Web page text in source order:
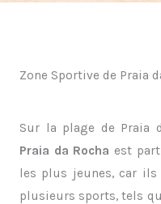
Zone Sportive de Praia
Sur la plage de Praia
Praia da Rocha est
les plus jeunes, car
plusieurs sports, tels